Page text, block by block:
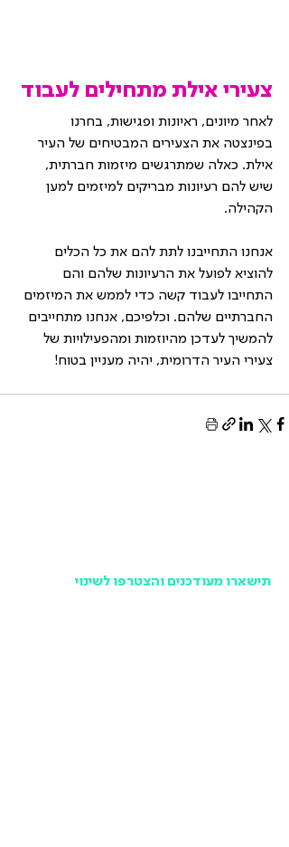
צעירי אילת מתחילים לעבוד
לאחר מיונים, ראיונות ופגישות, בחרנו
בפינצטה את הצעירים המבטיחים של העיר
אילת. כאלה שמתרגשים מיזמות חברתית,
שיש להם רעיונות מבריקים למיזמים למען
הקהילה.
אנחנו התחייבנו לתת להם את כל הכלים
להוציא לפועל את הרעיונות שלהם והם
התחייבו לעבוד קשה כדי לממש את המיזמים
החברתיים שלהם. וכלפיכם, אנחנו מתחייבים
להמשיך לעדכן מהיוזמות ומהפעילויות של
צעירי העיר הדרומית, יהיה מעניין בטוח!
תישארו מעודכנים והצטרפו לשינוי